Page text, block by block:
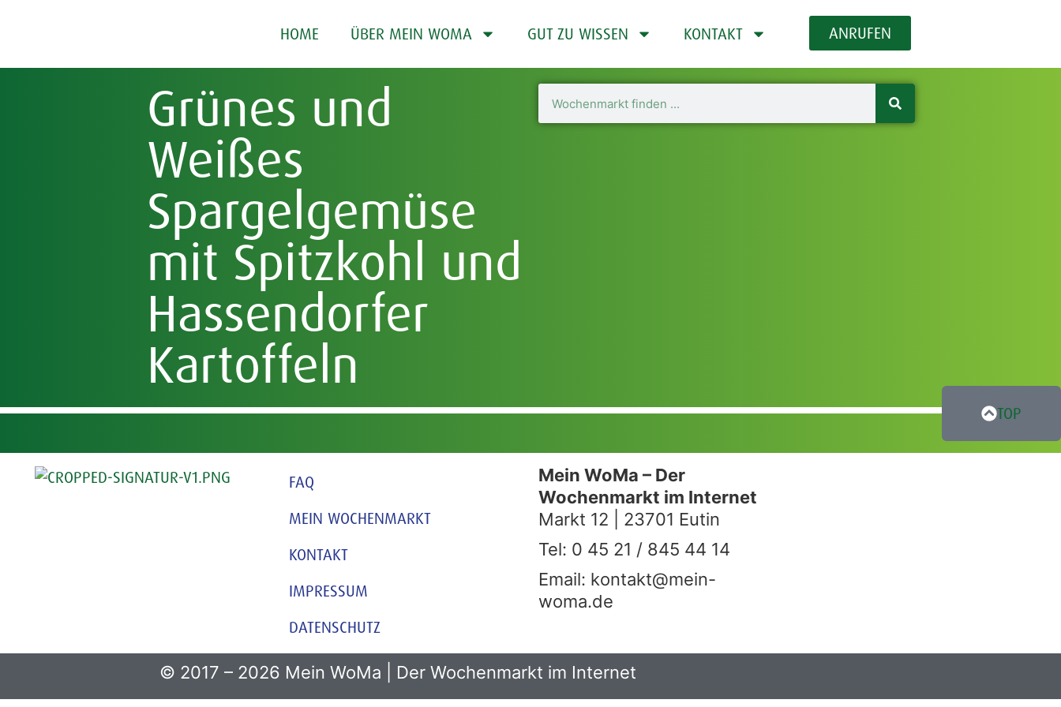
HOME ÜBER MEIN WOMA GUT ZU WISSEN KONTAKT ANRUFEN
Grünes und
Weißes
Spargelgemüse
mit Spitzkohl und
Hassendorfer
Kartoffeln
TOP
FAQ
MEIN WOCHENMARKT
KONTAKT
IMPRESSUM
DATENSCHUTZ
Mein WoMa – Der
Wochenmarkt im Internet
Markt 12 | 23701 Eutin
Tel: 0 45 21 / 845 44 14
Email: kontakt@mein-
woma.de
© 2017 – 2026 Mein WoMa | Der Wochenmarkt im Internet